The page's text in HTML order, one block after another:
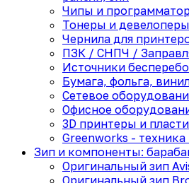
Чипы и
Тонеры и
Чернила для
ПЗК / СНПЧ /
Источники
Бумага, фольга,
Сетевое
Офисное
3D принтеры и
Greenworks -
Зип и компоненты:
Оригинальный зип
Оригинальный зип